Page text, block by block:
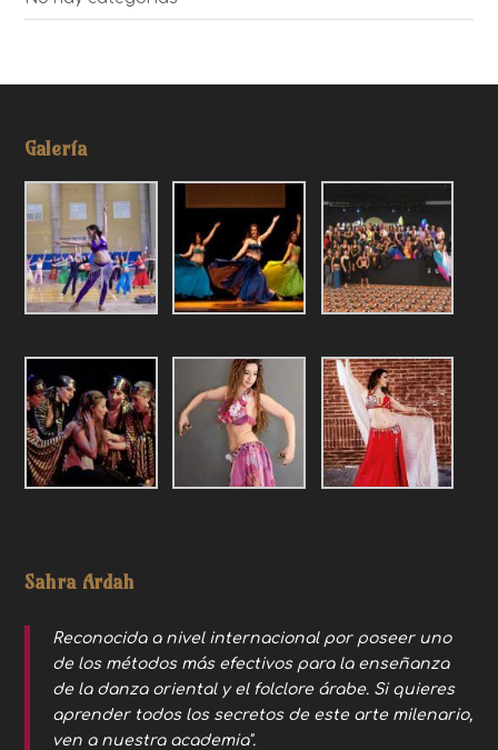
Galería
Sahra Ardah
Reconocida a nivel internacional por poseer uno
de los métodos más efectivos para la enseñanza
de la danza oriental y el folclore árabe. Si quieres
aprender todos los secretos de este arte milenario,
ven a nuestra academia".